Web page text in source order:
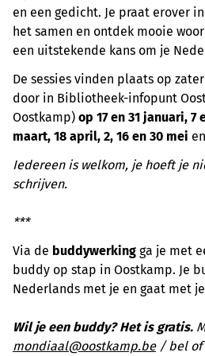
en een gedicht. Je praat erover
het samen en ontdek mooie
een uitstekende kans om je
De sessies vinden plaats op
door in Bibliotheek-infopunt
Oostkamp) op 17 en 31 januari, 7
maart, 18 april, 2, 16 en 30 mei en
Iedereen is welkom, je hoeft je
schrijven.
***
Via de buddywerking ga je met
buddy op stap in Oostkamp. Je
Nederlands met je en gaat met
Wil je een buddy? Het is gratis.
mondiaal@oostkamp.be/ bel of